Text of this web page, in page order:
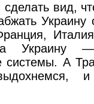
вид,
Украину
системы. А